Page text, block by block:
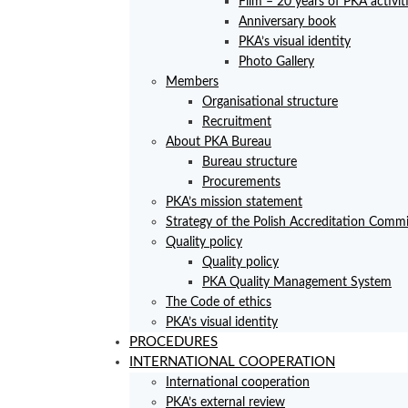
Anniversary book
PKA’s visual identity
Photo Gallery
Members
Organisational structure
Recruitment
About PKA Bureau
Bureau structure
Procurements
PKA’s mission statement
Strategy of the Polish Accreditation
Quality policy
Quality policy
PKA Quality Management System
The Code of ethics
PKA’s visual identity
PROCEDURES
INTERNATIONAL COOPERATION
International cooperation
PKA’s external review